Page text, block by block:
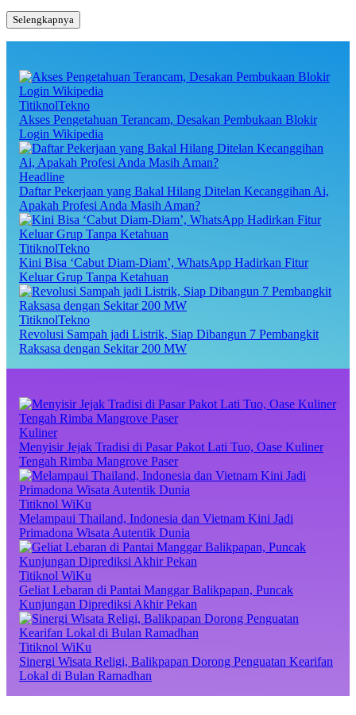
Selengkapnya
TitiknolTekno
Akses Pengetahuan Terancam, Desakan Pembukaan Blokir
Login Wikipedia
Headline
Daftar Pekerjaan yang Bakal Hilang Ditelan Kecanggihan Ai,
Apakah Profesi Anda Masih Aman?
TitiknolTekno
Kini Bisa ‘Cabut Diam-Diam’, WhatsApp Hadirkan Fitur
Keluar Grup Tanpa Ketahuan
TitiknolTekno
Revolusi Sampah jadi Listrik, Siap Dibangun 7 Pembangkit
Raksasa dengan Sekitar 200 MW
Kuliner
Menyisir Jejak Tradisi di Pasar Pakot Lati Tuo, Oase Kuliner
Tengah Rimba Mangrove Paser
Titiknol WiKu
Melampaui Thailand, Indonesia dan Vietnam Kini Jadi
Primadona Wisata Autentik Dunia
Titiknol WiKu
Geliat Lebaran di Pantai Manggar Balikpapan, Puncak
Kunjungan Diprediksi Akhir Pekan
Titiknol WiKu
Sinergi Wisata Religi, Balikpapan Dorong Penguatan Kearifan
Lokal di Bulan Ramadhan